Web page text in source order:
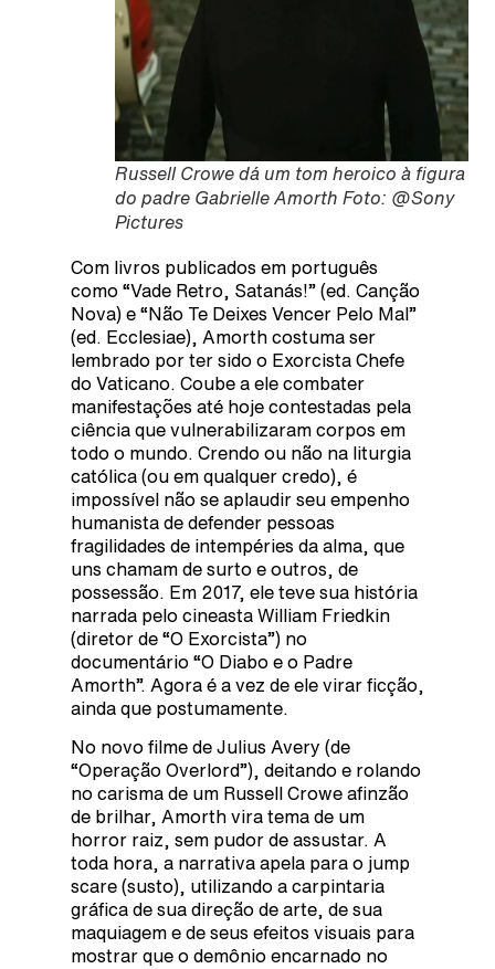
Russell Crowe dá um tom heroico à figura
do padre Gabrielle Amorth Foto: @Sony
Pictures
Com livros publicados em português
como “Vade Retro, Satanás!” (ed. Canção
Nova) e “Não Te Deixes Vencer Pelo Mal”
(ed. Ecclesiae), Amorth costuma ser
lembrado por ter sido o Exorcista Chefe
do Vaticano. Coube a ele combater
manifestações até hoje contestadas pela
ciência que vulnerabilizaram corpos em
todo o mundo. Crendo ou não na liturgia
católica (ou em qualquer credo), é
impossível não se aplaudir seu empenho
humanista de defender pessoas
fragilidades de intempéries da alma, que
uns chamam de surto e outros, de
possessão. Em 2017, ele teve sua história
narrada pelo cineasta William Friedkin
(diretor de “O Exorcista”) no
documentário “O Diabo e o Padre
Amorth”. Agora é a vez de ele virar ficção,
ainda que postumamente.
No novo filme de Julius Avery (de
“Operação Overlord”), deitando e rolando
no carisma de um Russell Crowe afinzão
de brilhar, Amorth vira tema de um
horror raiz, sem pudor de assustar. A
toda hora, a narrativa apela para o jump
scare (susto), utilizando a carpintaria
gráfica de sua direção de arte, de sua
maquiagem e de seus efeitos visuais para
mostrar que o demônio encarnado no